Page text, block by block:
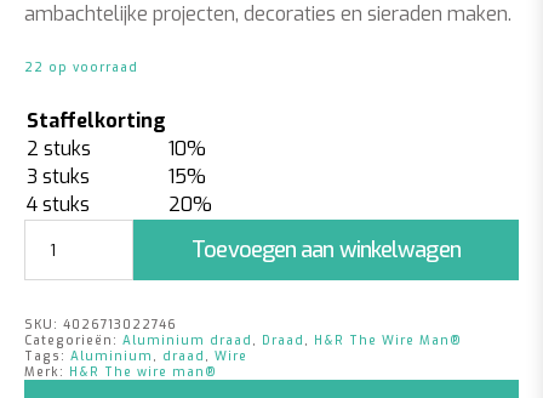
ambachtelijke projecten, decoraties en sieraden maken.
22 op voorraad
Staffelkorting
2 stuks
10%
3 stuks
15%
4 stuks
20%
Draad
Mint
|
2mm
x
Toevoegen aan winkelwagen
SKU: 4026713022746
Categorieën: Aluminium draad , Draad , H&R The Wire Man®
Tags: Aluminium , draad , Wire
Merk: H&R The wire man®